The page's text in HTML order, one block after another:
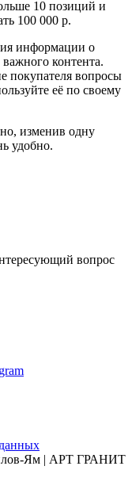
10 позиций и
100 000 р.
информации о
контента.
покупателя вопросы
её по своему
изменив одну
удобно.
вопрос
Ям | АРТ ГРАНИТ